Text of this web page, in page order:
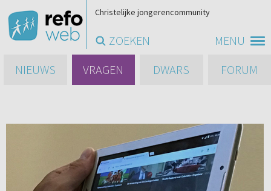
MENU
Christelijke jongerencommunity
ZOEKEN
NIEUWS
VRAGEN DWARS FORUM